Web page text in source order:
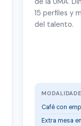
15 perfiles y
del talento.
Café con
Extra mesa en